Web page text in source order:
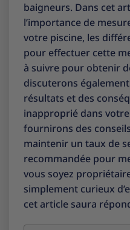
baigneurs. Dans cet
l’importance de
votre piscine, les
pour effectuer cette
à suivre pour obtenir
discuterons
résultats et des
inapproprié dans
fournirons des
maintenir un taux de
recommandée pour
vous soyez
simplement curieux
cet article saura